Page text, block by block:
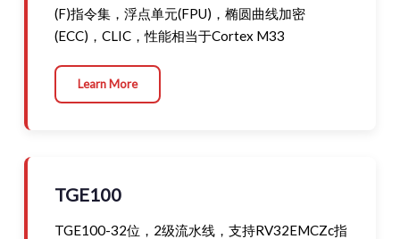
(F)指令集，浮点单元(FPU)，椭圆曲线加密
(ECC)，CLIC，性能相当于Cortex M33
Learn More
TGE100
TGE100-32位，2级流水线，支持RV32EMCZc指